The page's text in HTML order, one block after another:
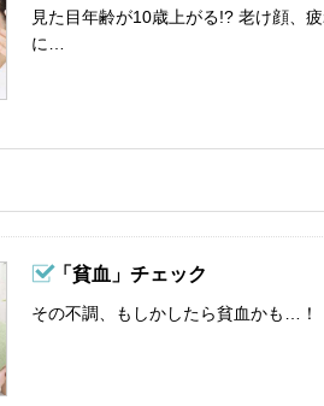
見た目年齢が10歳上がる!? 老け顔、
に…
「貧血」チェック
その不調、もしかしたら貧血かも…！